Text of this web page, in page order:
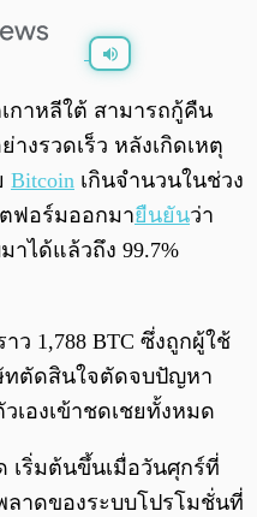
0:00
กาหลีใต้ สามารถกู้คืน
งรวดเร็ว หลังเกิดเหตุ
Bitcoin เกินจำนวนในช่วง
ฟอร์มออกมายืนยันว่า
ได้แล้วถึง 99.7%
ว 1,788 BTC ซึ่งถูกผู้ใช้
ทตัดสินใจตัดจบปัญหา
เองเข้าชดเชยทั้งหมด
เริ่มต้นขึ้นเมื่อวันศุกร์ที่
าดของระบบโปรโมชั่นที่